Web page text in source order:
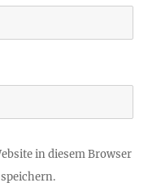
in diesem Browser